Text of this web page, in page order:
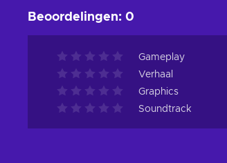
Beoordelingen: 0
Gameplay
Verhaal
Graphics
Soundtrack